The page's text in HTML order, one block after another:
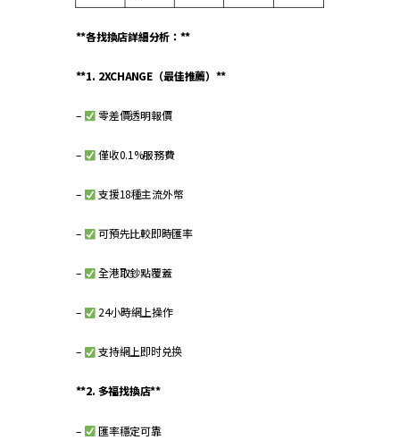
**各找換店詳細分析：**
**1. 2XCHANGE（最佳推薦）**
– 零差價透明報價
– 僅收0.1%服務費
– 支援18種主流外幣
– 可預先比較即時匯率
– 全港取鈔點覆蓋
– 24小時網上操作
– 支持網上即时兑换
**2. 多福找換店**
– 匯率穩定可靠